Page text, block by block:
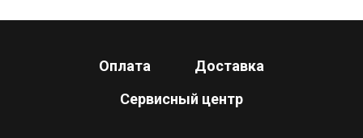
Оплата
Доставка
Сервисный центр